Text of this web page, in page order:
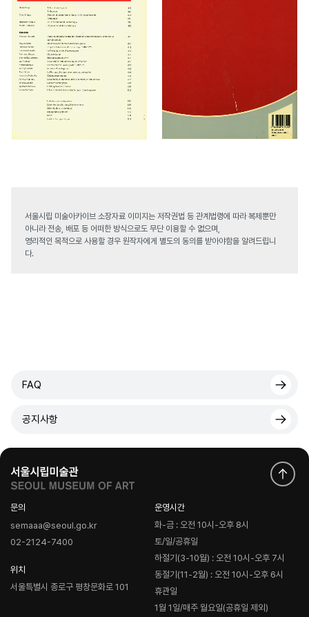
서울시립 미술아카이브 소장자료 이미지는 저작권법 등 관계법령에 따라 복제뿐만
아니라 전송, 배포 등 어떠한 방식으로도 무단 이용할 수 없으며,
영리적인 목적으로 사용할 경우 원작자에게 별도의 동의를 받아야함을 알려드립니
다.
FAQ
공지사항
문의
semaaa@seoul.go.kr
02-2124-7400
위치
서울특별시 종로구 평창문화로 101
운영시간
화-금 : 오전 10시-오후 8시
토/일/공휴일
하절기(3-10월) : 오전 10시-오후 7시
동절기(11-2월) : 오전 10시-오후 6시
휴관일
1월 1일/매주 월요일(공휴일 제외)